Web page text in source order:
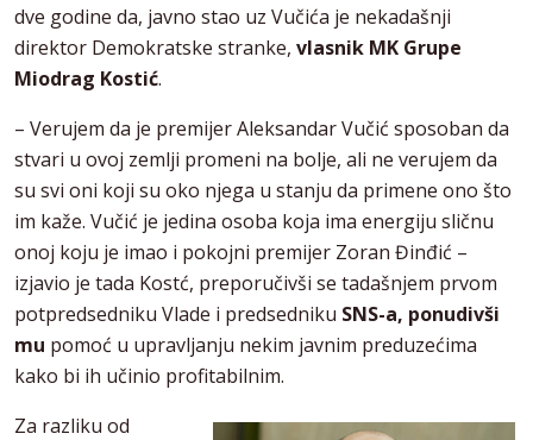
dve godine da, javno stao uz Vučića je nekadašnji
direktor Demokratske stranke, vlasnik MK Grupe
Miodrag Kostić.
– Verujem da je premijer Aleksandar Vučić sposoban da
stvari u ovoj zemlji promeni na bolje, ali ne verujem da
su svi oni koji su oko njega u stanju da primene ono što
im kaže. Vučić je jedina osoba koja ima energiju sličnu
onoj koju je imao i pokojni premijer Zoran Đinđić –
izjavio je tada Kostć, preporučivši se tadašnjem prvom
potpredsedniku Vlade i predsedniku SNS-a, ponudivši
mu pomoć u upravljanju nekim javnim preduzećima
kako bi ih učinio profitabilnim.
Za razliku od